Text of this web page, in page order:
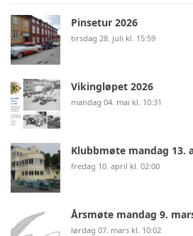
Pinsetur 2026
tirsdag 28. juli kl. 15:59
Vikingløpet 2026
mandag 04. mai kl. 10:31
Klubbmøte mandag 13.
fredag 10. april kl. 02:00
Årsmøte mandag 9.
lørdag 07. mars kl. 10:02